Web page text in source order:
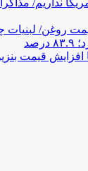
افزایش قیمت